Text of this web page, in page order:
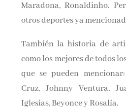
Maradona, Ronaldinho.
otros deportes ya
También la historia de
como los mejores de todos
que se pueden
Cruz, Johnny Ventura,
Iglesias, Beyonce y Rosalía.